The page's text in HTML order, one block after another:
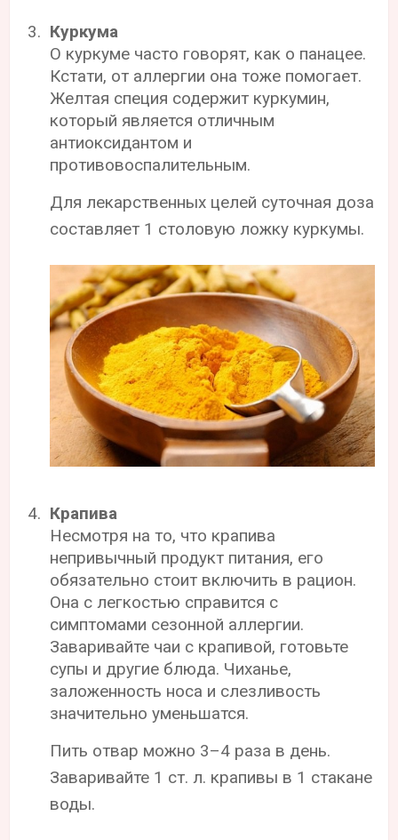
Куркума
О куркуме часто говорят, как о панацее.
Кстати, от аллергии она тоже помогает.
Желтая специя содержит куркумин,
который является отличным
антиоксидантом и
противовоспалительным.
Для лекарственных целей суточная доза
составляет 1 столовую ложку куркумы.
Крапива
Несмотря на то, что крапива
непривычный продукт питания, его
обязательно стоит включить в рацион.
Она с легкостью справится с
симптомами сезонной аллергии.
Заваривайте чаи с крапивой, готовьте
супы и другие блюда. Чиханье,
заложенность носа и слезливость
значительно уменьшатся.
Пить отвар можно 3–4 раза в день.
Заваривайте 1 ст. л. крапивы в 1 стакане
воды.